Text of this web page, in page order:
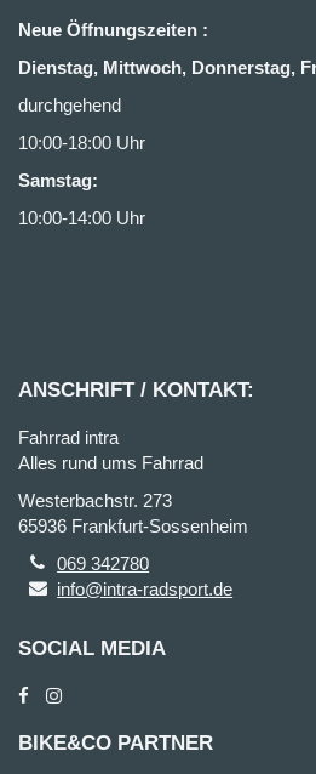
Neue Öffnungszeiten :
Dienstag, Mittwoch, Donnerstag,
durchgehend
10:00-18:00 Uhr
Samstag:
10:00-14:00 Uhr
ANSCHRIFT / KONTAKT:
Fahrrad intra
Alles rund ums Fahrrad
Westerbachstr. 273
65936 Frankfurt-Sossenheim
069 342780
info@intra-radsport.de
SOCIAL MEDIA
BIKE&CO PARTNER